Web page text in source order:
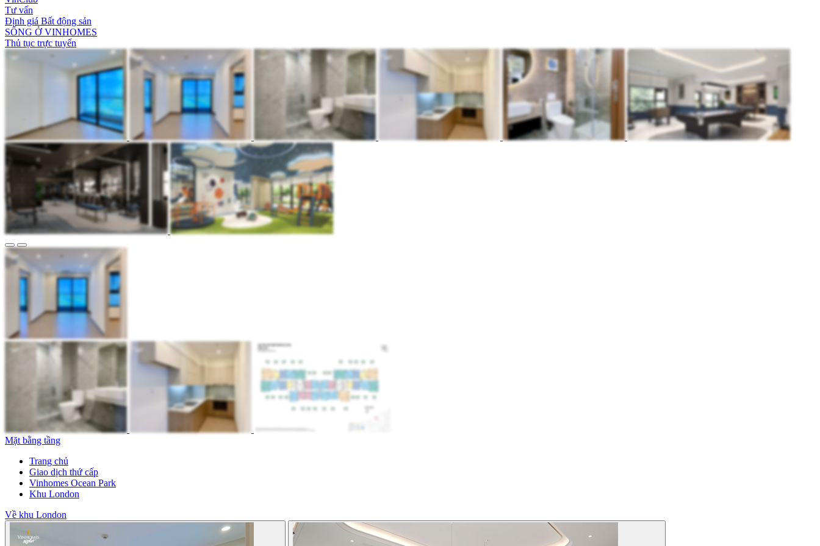
Tư vấn
Định giá Bất động sản
SỐNG Ở VINHOMES
Thủ tục trực tuyến
Mặt bằng tầng
Trang chủ
Giao dịch thứ cấp
Vinhomes Ocean Park
Khu London
Về khu London